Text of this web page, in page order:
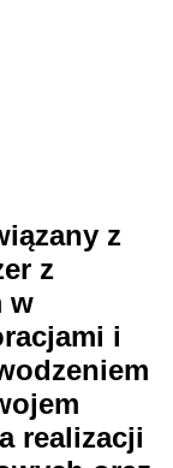
z
z
w
i
realizacji